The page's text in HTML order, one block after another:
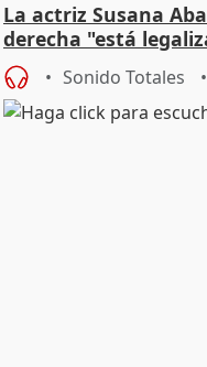
La actriz Susana
derecha "está
Sonido Totales